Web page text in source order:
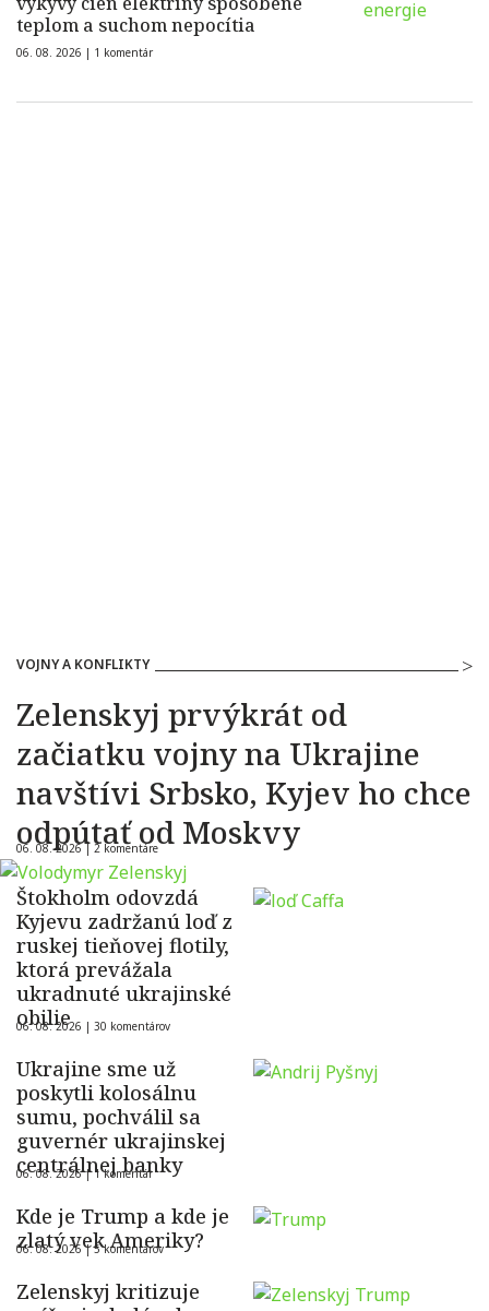
teplom a suchom nepocítia
06. 08. 2026 | 1 komentár
VOJNY A KONFLIKTY
Zelenskyj prvýkrát od
začiatku vojny na Ukrajine
navštívi Srbsko, Kyjev ho chce
odpútať od Moskvy
06. 08. 2026 | 2 komentáre
Štokholm odovzdá
Kyjevu zadržanú loď z
ruskej tieňovej flotily,
ktorá prevážala
ukradnuté ukrajinské
obilie
06. 08. 2026 | 30 komentárov
Ukrajine sme už
poskytli kolosálnu
sumu, pochválil sa
guvernér ukrajinskej
centrálnej banky
06. 08. 2026 |1 komentár
Kde je Trump a kde je
zlatý vek Ameriky?
06. 08. 2026 |5 komentárov
Zelenskyj kritizuje